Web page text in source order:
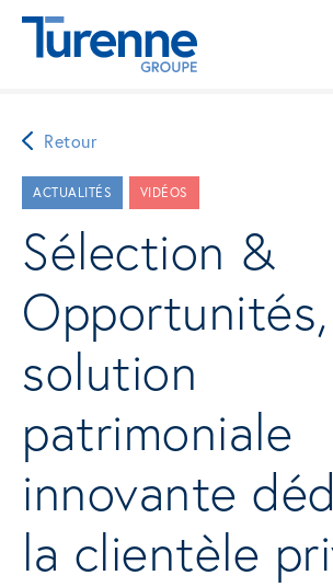
Retour
ACTUALITÉS VIDÉOS
Sélection &
solution
patrimoniale
innovante
la clientèle